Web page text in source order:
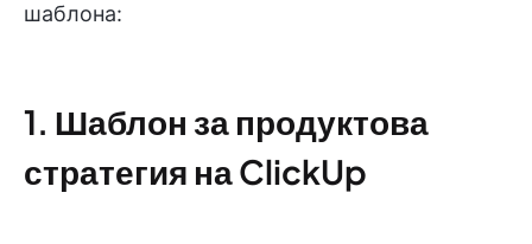
шаблона:
1. Шаблон за продуктова
стратегия на ClickUp